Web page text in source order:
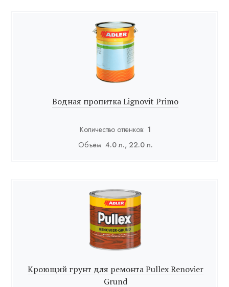
Водная пропитка Lignovit Primo
Количество оттенков: 1
Объём: 4.0 л., 22.0 л.
Кроющий грунт для ремонта Pullex Renovier
Grund